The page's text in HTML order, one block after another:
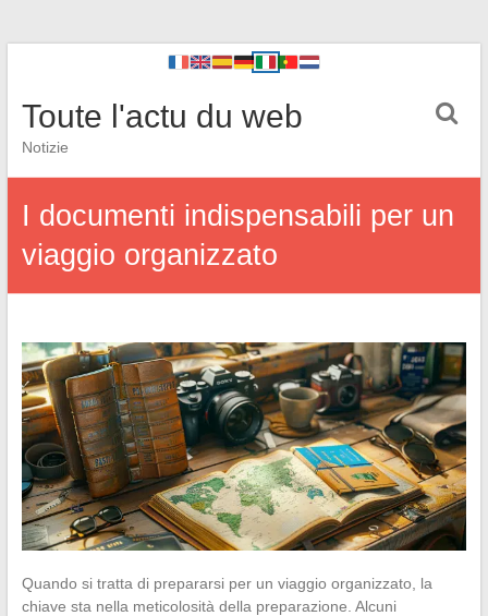
Toute l'actu du web
Notizie
I documenti indispensabili per un
viaggio organizzato
Quando si tratta di prepararsi per un viaggio organizzato, la
chiave sta nella meticolosità della preparazione. Alcuni